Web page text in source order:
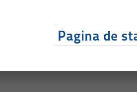
Pagina de